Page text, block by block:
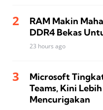
RAM Makin
DDR4 Bekas
23 hours ago
Microsoft
Teams, Kini
Mencurigakan